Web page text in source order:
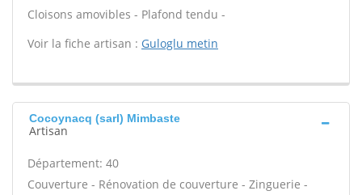
Cloisons amovibles - Plafond tendu -
Voir la fiche artisan : Guloglu metin
Cocoynacq (sarl) Mimbaste
Artisan
Département: 40
Couverture - Rénovation de couverture - Zinguerie -